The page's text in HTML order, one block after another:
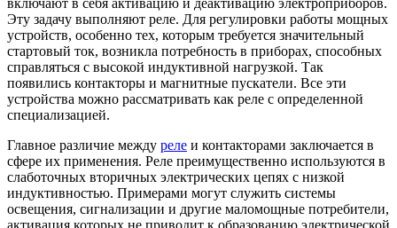
включают в себя активацию и деактивацию электроприборов.
Эту задачу выполняют реле. Для регулировки работы мощных
устройств, особенно тех, которым требуется значительный
стартовый ток, возникла потребность в приборах, способных
справляться с высокой индуктивной нагрузкой. Так
появились контакторы и магнитные пускатели. Все эти
устройства можно рассматривать как реле с определенной
специализацией.
Главное различие между реле и контакторами заключается в
сфере их применения. Реле преимущественно используются в
слаботочных вторичных электрических цепях с низкой
индуктивностью. Примерами могут служить системы
освещения, сигнализации и другие маломощные потребители,